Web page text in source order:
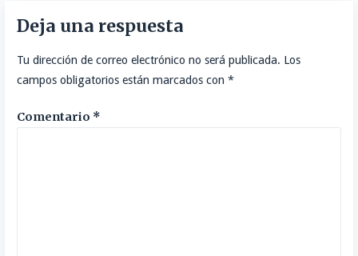
entradas
Deja una respuesta
Tu dirección de correo electrónico no será publicada. Los
campos obligatorios están marcados con *
Comentario *